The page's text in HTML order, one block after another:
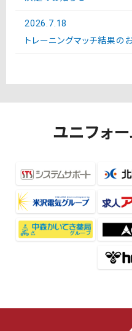
2026.7.18
トレーニングマッチ結果の
ユニフォ